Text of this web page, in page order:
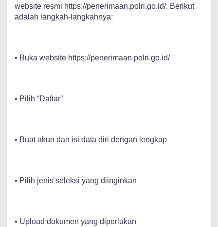
website resmi https://penerimaan.polri.go.id/. Berikut
adalah langkah-langkahnya:
• Buka website https://penerimaan.polri.go.id/
• Pilih “Daftar”
• Buat akun dan isi data diri dengan lengkap
• Pilih jenis seleksi yang diinginkan
• Upload dokumen yang diperlukan